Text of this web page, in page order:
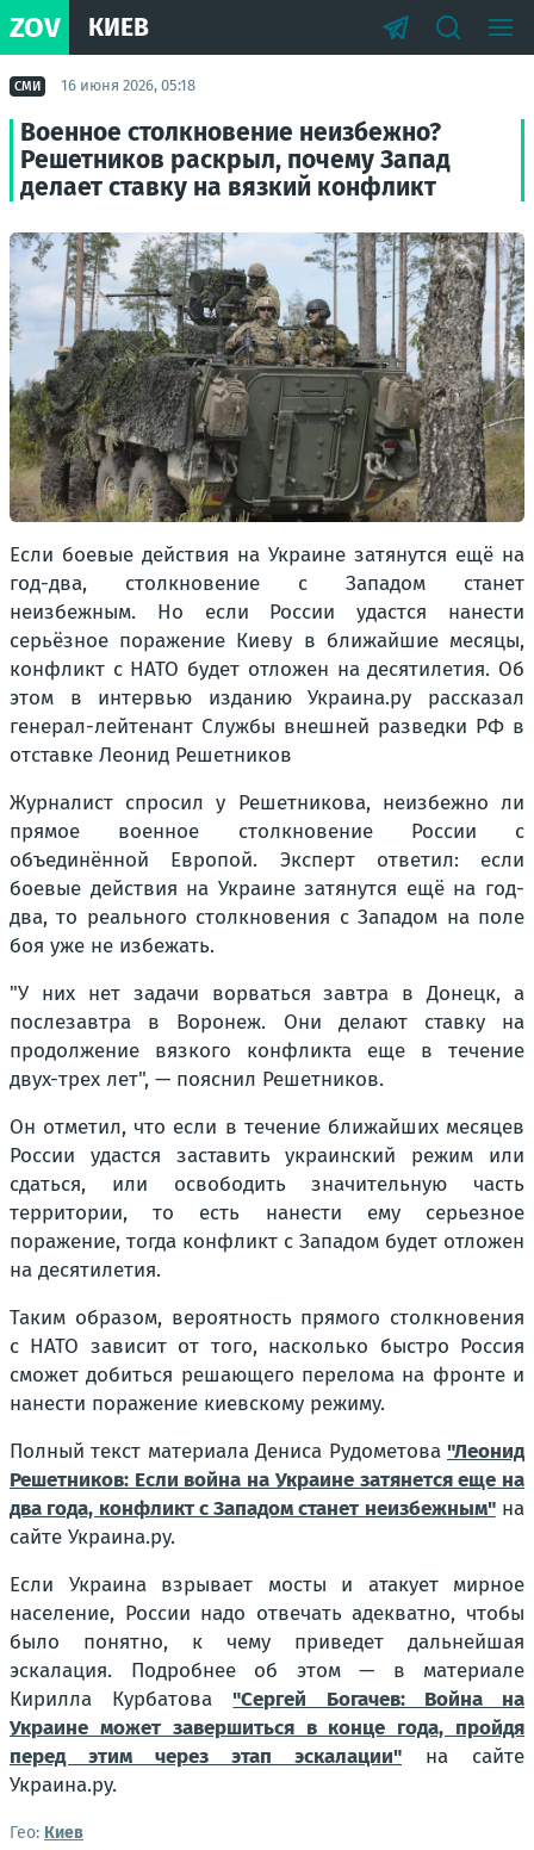
ZOV КИЕВ
СМИ 16 июня 2026, 05:18
Военное столкновение неизбежно?
Решетников раскрыл, почему Запад
делает ставку на вязкий конфликт
Если боевые действия на Украине затянутся ещё на
год-два, столкновение с Западом станет
неизбежным. Но если России удастся нанести
серьёзное поражение Киеву в ближайшие месяцы,
конфликт с НАТО будет отложен на десятилетия. Об
этом в интервью изданию Украина.ру рассказал
генерал-лейтенант Службы внешней разведки РФ в
отставке Леонид Решетников
Журналист спросил у Решетникова, неизбежно ли
прямое военное столкновение России с
объединённой Европой. Эксперт ответил: если
боевые действия на Украине затянутся ещё на год-
два, то реального столкновения с Западом на поле
боя уже не избежать.
"У них нет задачи ворваться завтра в Донецк, а
послезавтра в Воронеж. Они делают ставку на
продолжение вязкого конфликта еще в течение
двух-трех лет", — пояснил Решетников.
Он отметил, что если в течение ближайших месяцев
России удастся заставить украинский режим или
сдаться, или освободить значительную часть
территории, то есть нанести ему серьезное
поражение, тогда конфликт с Западом будет отложен
на десятилетия.
Таким образом, вероятность прямого столкновения
с НАТО зависит от того, насколько быстро Россия
сможет добиться решающего перелома на фронте и
нанести поражение киевскому режиму.
Полный текст материала Дениса Рудометова "Леонид
Решетников: Если война на Украине затянется еще на
два года, конфликт с Западом станет неизбежным"на
сайте Украина.ру.
Если Украина взрывает мосты и атакует мирное
население, России надо отвечать адекватно, чтобы
было понятно, к чему приведет дальнейшая
эскалация. Подробнее об этом — в материале
Кирилла Курбатова"Сергей Богачев: Война на
Украине может завершиться в конце года, пройдя
перед этим через этап эскалации" на сайте
Украина.ру.
Гео: Киев